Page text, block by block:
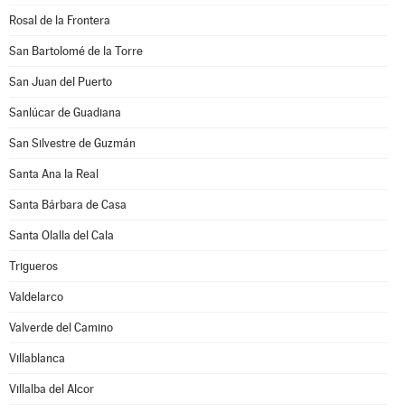
Rosal de la Frontera
San Bartolomé de la Torre
San Juan del Puerto
Sanlúcar de Guadiana
San Silvestre de Guzmán
Santa Ana la Real
Santa Bárbara de Casa
Santa Olalla del Cala
Trigueros
Valdelarco
Valverde del Camino
Villablanca
Villalba del Alcor